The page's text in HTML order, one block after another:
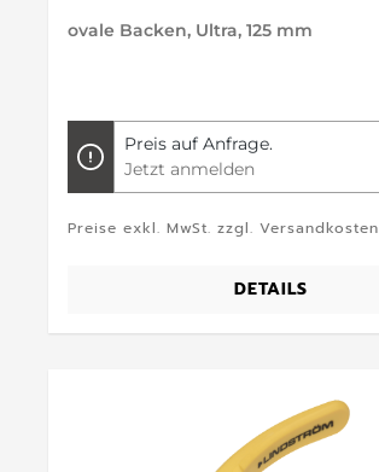
ovale Backen, Ultra, 125 mm
Preis auf Anfrage.
Jetzt anmelden
Preise exkl. MwSt. zzgl. Versandkosten
DETAILS